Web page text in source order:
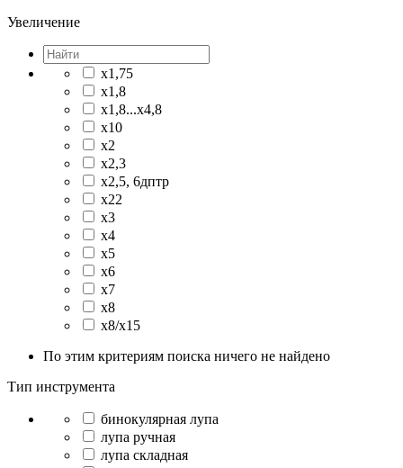
Увеличение
x1,75
x1,8
x1,8...x4,8
x10
x2
x2,3
x2,5, 6дптр
x22
x3
x4
x5
x6
x7
x8
x8/x15
По этим критериям поиска ничего не найдено
Тип инструмента
бинокулярная лупа
лупа ручная
лупа складная